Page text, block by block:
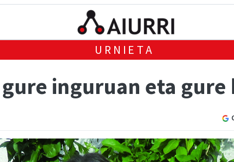
URNIETA
inguruan eta